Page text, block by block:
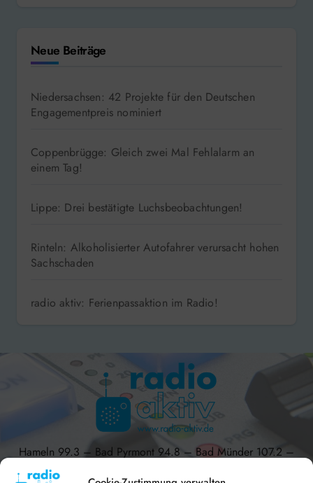
Neue Beiträge
Niedersachsen: 42 Projekte für den Deutschen
Coppenbrügge: Gleich zwei Mal Fehlalarm an
Rinteln: Alkoholisierter Autofahrer verursacht hohen
Hameln 99.3 – Bad Pyrmont 94.8 – Bad Münder 107.2 –